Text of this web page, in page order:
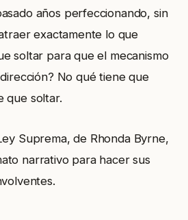
años perfeccionando, sin
exactamente lo que
soltar para que el mecanismo
No qué tiene que
que soltar.
Suprema, de Rhonda Byrne,
narrativo para hacer sus